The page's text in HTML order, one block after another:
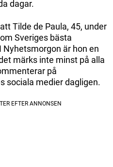
dagar.
Tilde de Paula, 45, under
Sveriges bästa
är hon en
märks inte minst på alla
på
sociala medier dagligen.